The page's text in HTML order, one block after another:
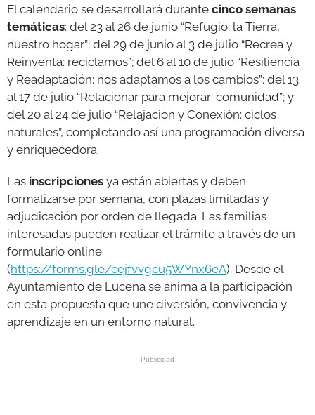
El calendario se desarrollará durante cinco semanas
temáticas: del 23 al 26 de junio “Refugio: la Tierra,
nuestro hogar”; del 29 de junio al 3 de julio “Recrea y
Reinventa: reciclamos”; del 6 al 10 de julio “Resiliencia
y Readaptación: nos adaptamos a los cambios”; del 13
al 17 de julio “Relacionar para mejorar: comunidad”; y
del 20 al 24 de julio “Relajación y Conexión: ciclos
naturales”, completando así una programación diversa
y enriquecedora.
Las inscripciones ya están abiertas y deben
formalizarse por semana, con plazas limitadas y
adjudicación por orden de llegada. Las familias
interesadas pueden realizar el trámite a través de un
formulario online
(https://forms.gle/cejfvvgcu5WYnx6eA). Desde el
Ayuntamiento de Lucena se anima a la participación
en esta propuesta que une diversión, convivencia y
aprendizaje en un entorno natural.